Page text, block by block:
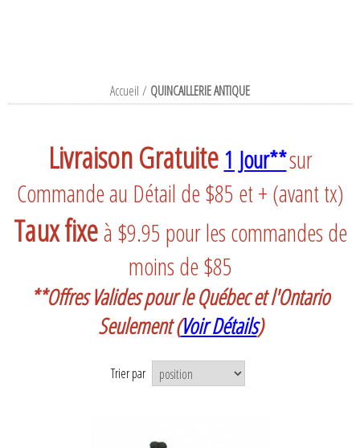
Accueil / QUINCAILLERIE ANTIQUE
Livraison Gratuite 1 Jour**sur
Commande au Détail de $85 et + (avant tx)
Taux fixeà $9.95 pour les commandes de
moins de $85
**Offres Valides pour le Québec et l'Ontario
Seulement (Voir Détails)
Trier par